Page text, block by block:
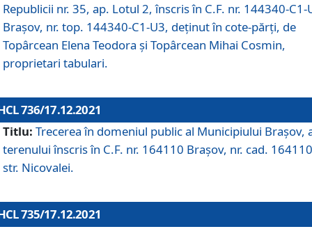
Republicii nr. 35, ap. Lotul 2, înscris în C.F. nr. 144340-C1-
Brașov, nr. top. 144340-C1-U3, deținut în cote-părți, de
Topârcean Elena Teodora și Topârcean Mihai Cosmin,
proprietari tabulari.
736/17.12.2021
Titlu: Trecerea în domeniul public al Municipiului Braşov,
terenului înscris în C.F. nr. 164110 Brașov, nr. cad.
str. Nicovalei.
735/17.12.2021